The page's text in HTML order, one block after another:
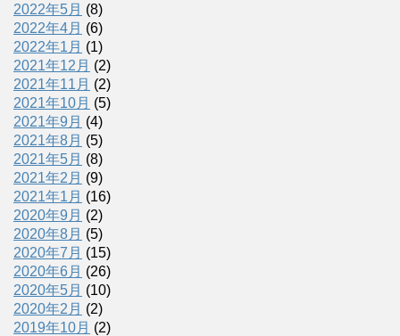
2022年5月 (8)
2022年4月 (6)
2022年1月 (1)
2021年12月 (2)
2021年11月 (2)
2021年10月 (5)
2021年9月 (4)
2021年8月 (5)
2021年5月 (8)
2021年2月 (9)
2021年1月 (16)
2020年9月 (2)
2020年8月 (5)
2020年7月 (15)
2020年6月 (26)
2020年5月 (10)
2020年2月 (2)
2019年10月 (2)